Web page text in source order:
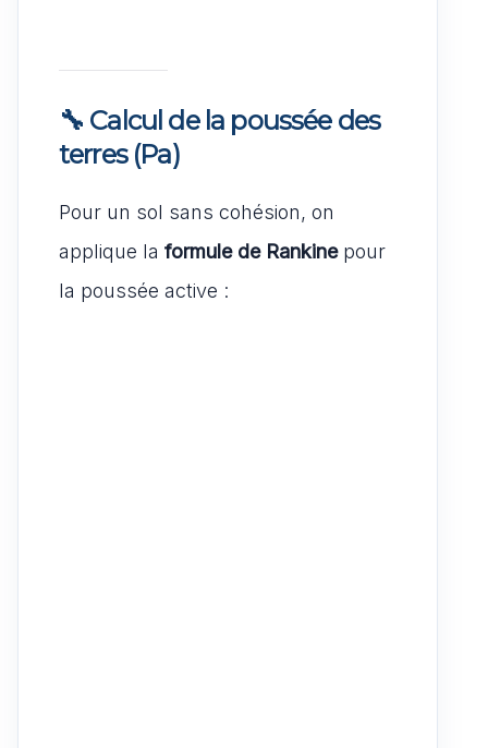
🔧 Calcul de la poussée des
terres (Pa)
Pour un sol sans cohésion, on
applique la formule de Rankinepour
la poussée active :